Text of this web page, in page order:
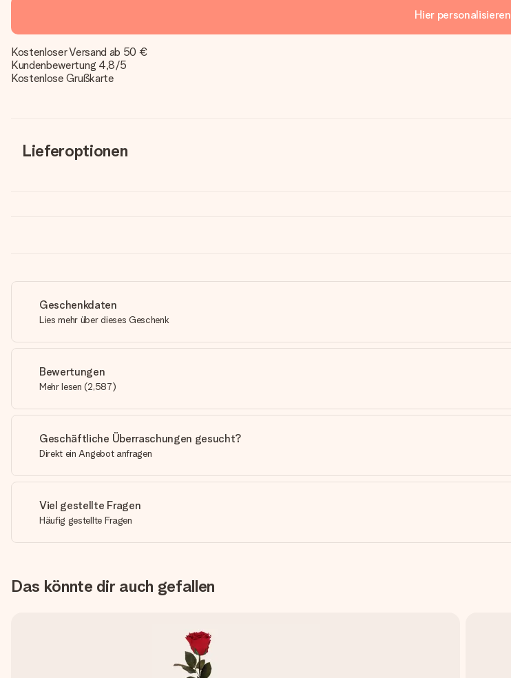
Hier personalisieren
Kostenloser Versand ab 50 €
Kundenbewertung 4,8/5
Kostenlose Grußkarte
Lieferoptionen
Geschenkdaten
Lies mehr über dieses Geschenk
Bewertungen
Mehr lesen (2,587)
Geschäftliche Überraschungen gesucht?
Direkt ein Angebot anfragen
Viel gestellte Fragen
Häufig gestellte Fragen
Das könnte dir auch gefallen